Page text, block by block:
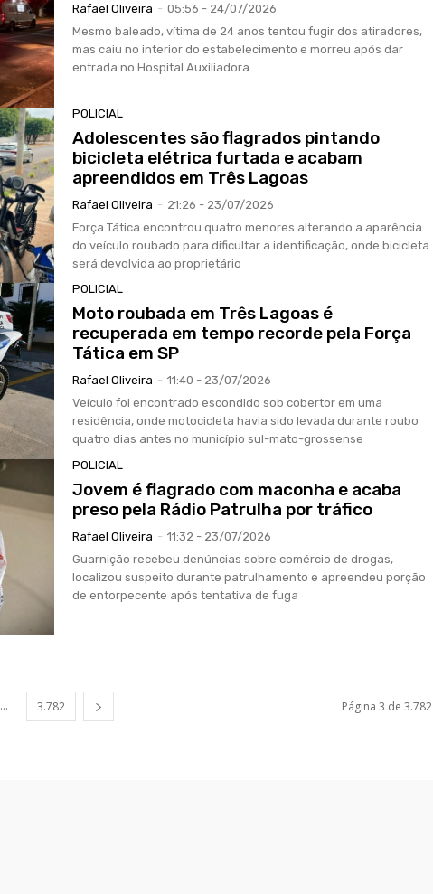
Rafael Oliveira - 05:56 - 24/07/2026
Mesmo baleado, vítima de 24 anos tentou fugir dos atiradores,
mas caiu no interior do estabelecimento e morreu após dar
entrada no Hospital Auxiliadora
POLICIAL
Adolescentes são flagrados pintando
bicicleta elétrica furtada e acabam
apreendidos em Três Lagoas
Rafael Oliveira - 21:26 - 23/07/2026
Força Tática encontrou quatro menores alterando a aparência
do veículo roubado para dificultar a identificação, onde bicicleta
será devolvida ao proprietário
POLICIAL
Moto roubada em Três Lagoas é
recuperada em tempo recorde pela Força
Tática em SP
Rafael Oliveira - 11:40 - 23/07/2026
Veículo foi encontrado escondido sob cobertor em uma
residência, onde motocicleta havia sido levada durante roubo
quatro dias antes no município sul-mato-grossense
POLICIAL
Jovem é flagrado com maconha e acaba
preso pela Rádio Patrulha por tráfico
Rafael Oliveira - 11:32 - 23/07/2026
Guarnição recebeu denúncias sobre comércio de drogas,
localizou suspeito durante patrulhamento e apreendeu porção
de entorpecente após tentativa de fuga
... 3.782 Página 3 de 3.782